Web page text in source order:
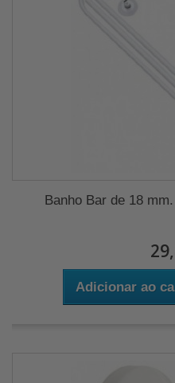
Banho Bar de 18
Adicionar ao